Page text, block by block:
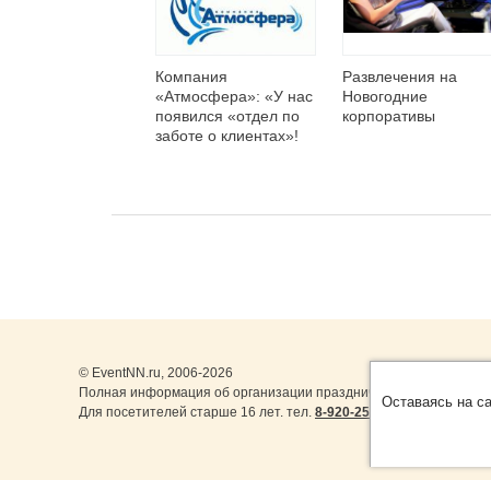
Компания
«Атмосфера»: «У нас
появился «отдел по
заботе о клиентах»!
Развлечения на
Новогодние
корпоративы
© EventNN.ru, 2006-2026
Полная информация об организации праздничных мероприятий
Для посетителей старше 16 лет. тел. 8-920-253-22-14 8-999-077-
Оставаясь на